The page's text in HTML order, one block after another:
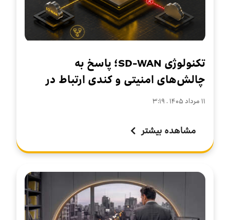
تکنولوژی SD-WAN؛ پاسخ به
چالش‌های امنیتی و کندی ارتباط در
سازمان‌های چندشعبه‌ای
۱۱ مرداد ۱۴۰۵ . ۳:۱۹
مشاهده بیشتر